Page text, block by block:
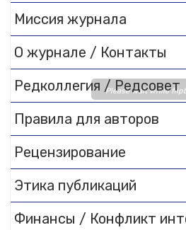
Please wait while
FAQs and issues
Flipbook Plugin Help
Миссия журнала
О журнале / Контакты
Редколлегия / Редсовет
Правила для авторов
Рецензирование
Этика публикаций
Финансы / Конфликт